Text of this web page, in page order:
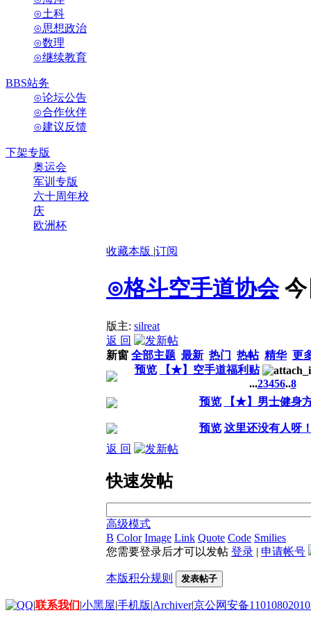
⊙土科
⊙思想政治
⊙数理
⊙继续教育
BBS站务
⊙论坛公告
⊙合作伙伴
⊙建议反馈
下架专版
奥运会
军训专版
六十周年校
庆
欧洲杯
收藏本版 |订阅
⊙格斗空手道协会
版主: silreat
返 回
新窗 全部主题 最新 热门 热帖 精华 更
预览
【★】空手道福利贴
...23456..8
预览
【★】男士健身
预览 这里还没有人呀
返 回
快速发帖
高级模式
B Color Image Link Quote Code Smilies
您需要登录后才可以发帖 登录 | 申请帐号
本版积分规则 发表帖子
|联系我们|小黑屋|手机版|Archiver|京公网安备